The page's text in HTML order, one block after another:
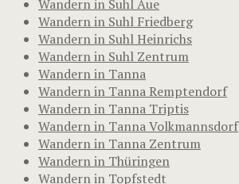
Wandern in Suhl Aue
Wandern in Suhl Friedberg
Wandern in Suhl Heinrichs
Wandern in Suhl Zentrum
Wandern in Tanna
Wandern in Tanna Remptendorf
Wandern in Tanna Triptis
Wandern in Tanna Volkmannsdorf
Wandern in Tanna Zentrum
Wandern in Thüringen
Wandern in Topfstedt